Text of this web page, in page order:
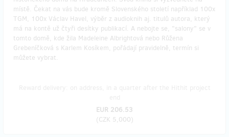
místě. Čekat na vás bude kromě Slovenského století například 100x
TGM, 100x Václav Havel, výběr z audioknih aj. titulů autora, který
má na kontě už čtyři desítky publikací. A nebojte se, "salony" se v
tomto domě, kde žila Madeleine Albrightová nebo Růžena
Grebeníčková s Karlem Kosíkem, pořádají pravidelně, termín si
můžete vybrat.
EUR 206.53
(CZK 5,000)